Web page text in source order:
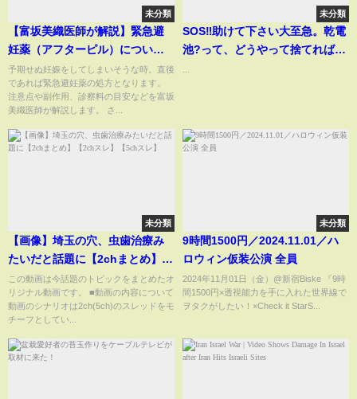
未分類
【富坂美織医師が解説】緊急避
妊薬（アフターピル）について
【さくらウィメンズクリニッ
ク】
予期せぬ妊娠をしてしまいそうな時。直後
であれば緊急避妊薬の処方となります。
注意点や副作用、診察料の目安などを富坂
美織医師が解説します。 さ...
未分類
SOS‼️助けて下さい大至急。乾電
池?って、どうやって捨てればい
ギギアル
未分類
【画像】埼玉の穴、虫歯治療み
たいだと話題に【2chまとめ】
【2chスレ】【5chスレ】
この動画は今話題のトピックをまとめたオ
リジナル動画です。 ■動画の内容について
動画のシナリオは2ch(5ch)のスレッドをモ
チーフとしてい...
未分類
9時間1500円／2024.11.01／ハ
ロウィン仮装公演 全員
2024年11月01日（金）@新宿Biske 『9時
間1500円×透視能力を手に入れた世界線で
ヲタクがしたい！×Check it StarS...